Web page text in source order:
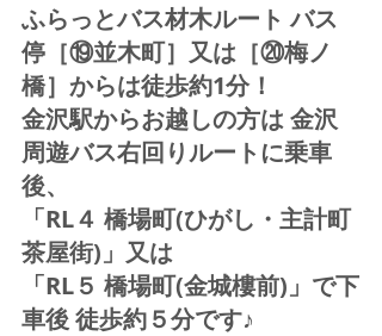
ふらっとバス材木ルート バス
停［⑲並木町］又は［⑳梅ノ
橋］からは徒歩約1分！
金沢駅からお越しの方は 金沢
周遊バス右回りルートに乗車
後、
「RL４ 橋場町(ひがし・主計町
茶屋街)」又は
「RL５ 橋場町(金城樓前)」で下
車後 徒歩約５分です♪